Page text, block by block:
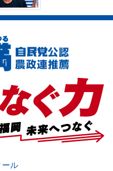
ール